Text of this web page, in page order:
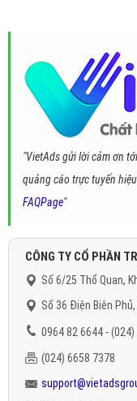
"VietAds gửi lời cảm ơn
quảng cáo trực tuyến
FAQPage"
CÔNG TY CỔ PHẦN
Số 6/25 Thổ Quan,
Số 36 Điện Biên
0964 82 6644 -
(024) 6658 7378